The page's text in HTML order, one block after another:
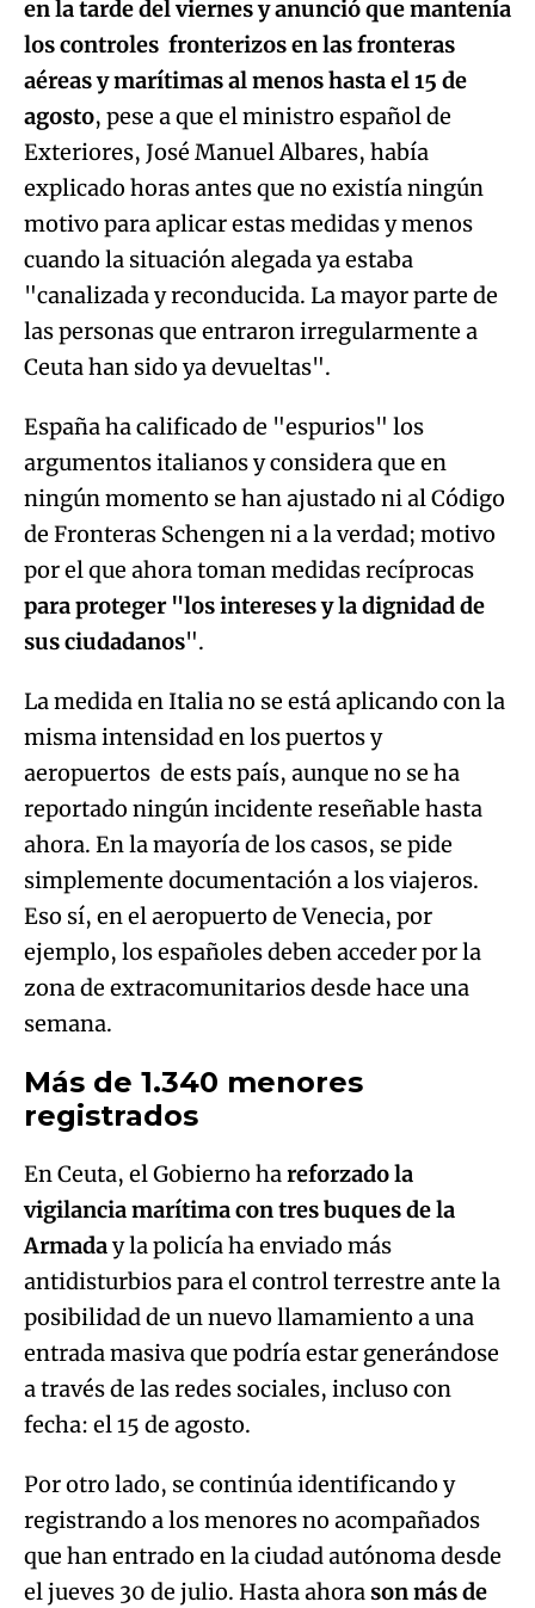
Try again
en la tarde del viernes y anunció que mantenía
los controles fronterizos en las fronteras
aéreas y marítimas al menos hasta el 15 de
agosto, pese a que el ministro español de
Exteriores, José Manuel Albares, había
explicado horas antes que no existía ningún
motivo para aplicar estas medidas y menos
cuando la situación alegada ya estaba
"canalizada y reconducida. La mayor parte de
las personas que entraron irregularmente a
Ceuta han sido ya devueltas".
España ha calificado de "espurios" los
argumentos italianos y considera que en
ningún momento se han ajustado ni al Código
de Fronteras Schengen ni a la verdad; motivo
por el que ahora toman medidas recíprocas
para proteger "los intereses y la dignidad de
sus ciudadanos".
La medida en Italia no se está aplicando con la
misma intensidad en los puertos y
aeropuertos de ests país, aunque no se ha
reportado ningún incidente reseñable hasta
ahora. En la mayoría de los casos, se pide
simplemente documentación a los viajeros.
Eso sí, en el aeropuerto de Venecia, por
ejemplo, los españoles deben acceder por la
zona de extracomunitarios desde hace una
semana.
Más de 1.340 menores
registrados
En Ceuta, el Gobierno hareforzado la
vigilancia marítima con tres buques de la
Armaday la policía ha enviado más
antidisturbios para el control terrestre ante la
posibilidad de un nuevo llamamiento a una
entrada masiva que podría estar generándose
a través de las redes sociales, incluso con
fecha: el 15 de agosto.
Por otro lado, se continúa identificando y
registrando a los menores no acompañados
que han entrado en la ciudad autónoma desde
el jueves 30 de julio. Hasta ahorason más de